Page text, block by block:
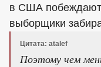
в США
выборщики
Цитата: atalef
Поэтому чем